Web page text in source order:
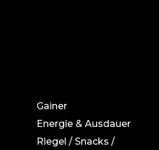
Gainer
Energie & Ausdauer
Riegel / Snacks /